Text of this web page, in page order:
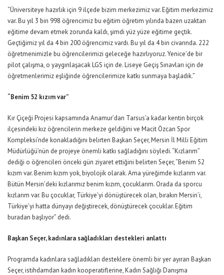
“Üniversiteye hazırlık için 9 ilçede bizim merkezimiz var. Eğitim merkezimiz
var. Bu yıl 3 bin 998 öğrencimiz bu eğitim öğretim yılında bazen uzaktan
eğitime devam etmek zorunda kaldı, şimdi yüz yüze eğitime geçtik.
Geçtiğimiz yıl da 4 bin 200 öğrencimiz vardı. Bu yıl da 4 bin civarında. 222
öğretmenimizle bu öğrencilerimizi geleceğe hazırlıyoruz. Yenice’de bir
pilot çalışma, o yaygınlaşacak LGS için de. Liseye Geçiş Sınavları için de
öğretmenlerimiz eşliğinde öğrencilerimize katkı sunmaya başladık.”
“Benim 52 kızım var”
Kır Çiçeği Projesi kapsamında Anamur’dan Tarsus’a kadar kentin birçok
ilçesindeki kız öğrencilerin merkeze geldiğini ve Macit Özcan Spor
Kompleksi’nde konakladığını belirten Başkan Seçer, Mersin İl Milli Eğitim
Müdürlüğü’nün de projeye önemli katkı sağladığını söyledi. “Kızlarım”
dediği o öğrencileri önceki gün ziyaret ettiğini belirten Seçer, “Benim 52
kızım var. Benim kızım yok, biyolojik olarak. Ama yüreğimde kızlarım var.
Bütün Mersin’deki kızlarımız benim kızım, çocuklarım. Orada da sporcu
kızlarım var. Bu çocuklar, Türkiye’yi dönüştürecek olan, bırakın Mersin’i,
Türkiye’yi hatta dünyayı değiştirecek, dönüştürecek çocuklar. Eğitim
buradan başlıyor” dedi.
Başkan Seçer, kadınlara sağladıkları destekleri anlattı
Programda kadınlara sağladıkları desteklere önemli bir yer ayıran Başkan
Seçer, istihdamdan kadın kooperatiflerine, Kadın Sağlığı Danışma